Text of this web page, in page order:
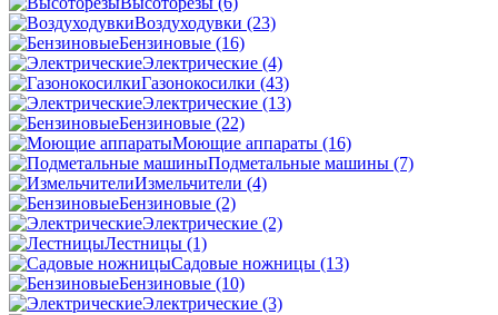
Воздуходувки (23)
Бензиновые (16)
Электрические (4)
Газонокосилки (43)
Электрические (13)
Бензиновые (22)
Моющие аппараты (16)
Подметальные машины (7)
Измельчители (4)
Бензиновые (2)
Электрические (2)
Лестницы (1)
Садовые ножницы (13)
Бензиновые (10)
Электрические (3)